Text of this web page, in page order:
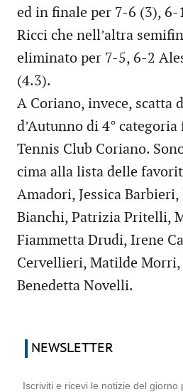
ed in finale per 7-6 (3), 6-
Ricci che nell’altra
eliminato per 7-5, 6-2
(4.3).
A Coriano, invece, scatta
d’Autunno di 4°
Tennis Club Coriano.
cima alla lista delle
Amadori, Jessica
Bianchi, Patrizia Pritelli,
Fiammetta Drudi, Irene
Cervellieri, Matilde
Benedetta Novelli.
NEWSLETTER
Iscriviti e ricevi le notizie del giorno